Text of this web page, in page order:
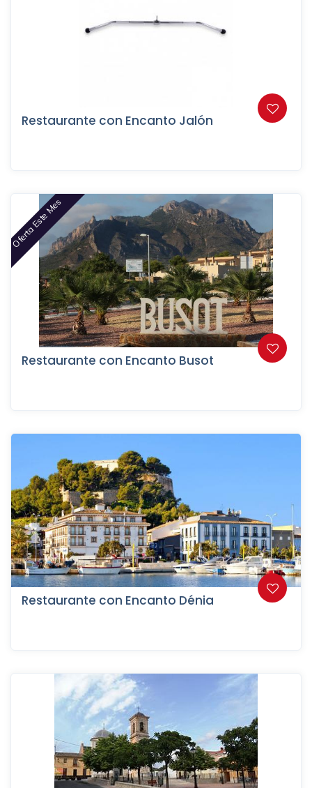
Restaurante con Encanto Jalón
Oferta Este Mes
Restaurante con Encanto Busot
Restaurante con Encanto Dénia